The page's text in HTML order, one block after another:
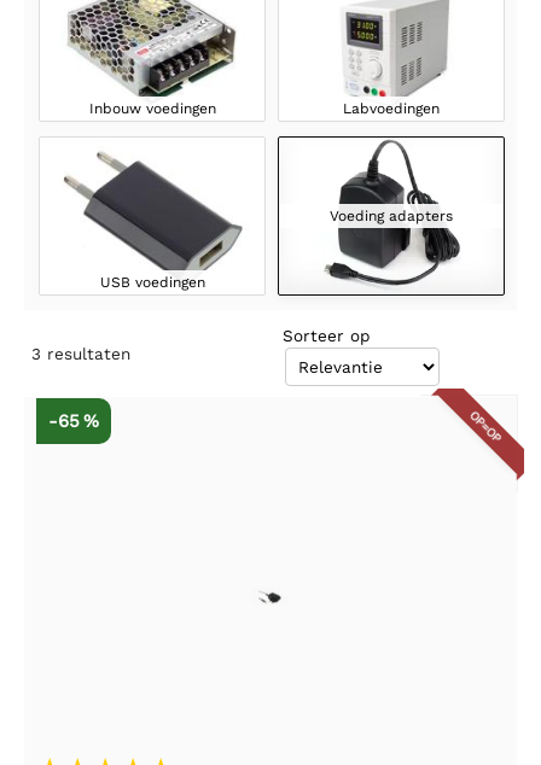
Inbouw voedingen Labvoedingen
USB voedingen
Voeding adapters
3 resultaten
Sorteer op
OP=OP
-65 %